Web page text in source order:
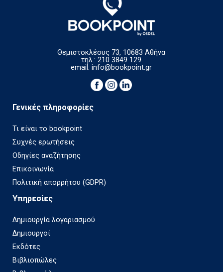
Θεμιστοκλέους 73, 10683 Αθήνα
τηλ.: 210 3849 129
email:info@bookpoint.gr
Γενικές πληροφορίες
Τι είναι το bookpoint
Συχνές ερωτήσεις
Οδηγίες αναζήτησης
Επικοινωνία
Πολιτική απορρήτου (GDPR)
Υπηρεσίες
Δημιουργία λογαριασμού
Δημιουργοί
Εκδότες
Βιβλιοπώλες